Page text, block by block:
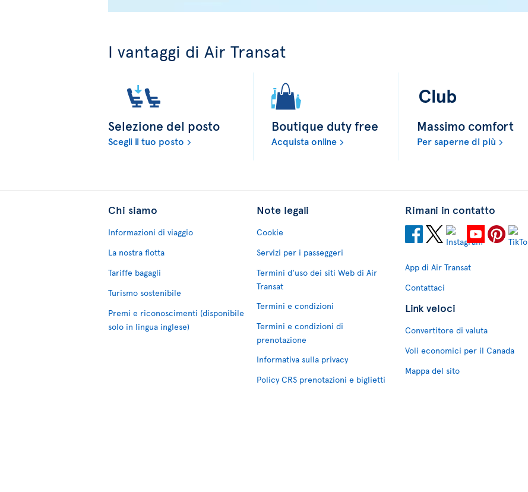
I vantaggi di Air Transat
Selezione del posto
Scegli il tuo posto
Boutique duty free
Acquista online
Massimo comfort
Per saperne di più
Chi siamo
Informazioni di viaggio
La nostra flotta
Tariffe bagagli
Turismo sostenibile
Premi e riconoscimenti (disponibile
solo in lingua inglese)
Note legali
Cookie
Servizi per i passeggeri
Termini d'uso dei siti Web di Air
Transat
Termini e condizioni
Termini e condizioni di
prenotazione
Informativa sulla privacy
Policy CRS prenotazioni e biglietti
Rimani in contatto
App di Air Transat
Contattaci
Link veloci
Convertitore di valuta
Voli economici per il Canada
Mappa del sito